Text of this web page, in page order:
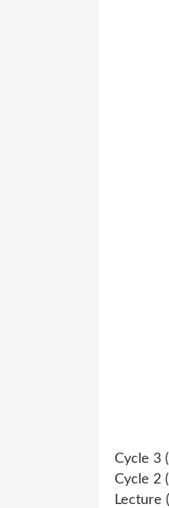
Cycle 3
Cycle 2
Lecture